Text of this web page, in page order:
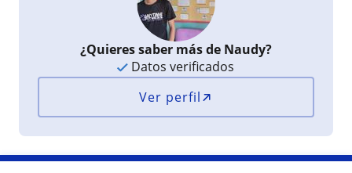
¿Quieres saber más de Naudy?
Datos verificados
Ver perfil